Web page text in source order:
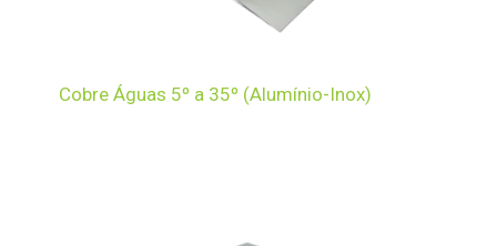
Cobre Águas 5º a 35º (Alumínio-Inox)